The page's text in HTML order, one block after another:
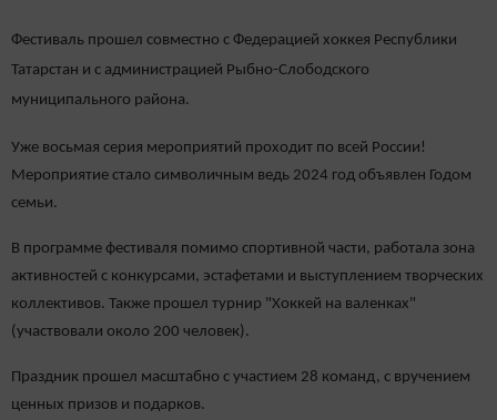
Фестиваль прошел совместно с Федерацией хоккея Республики
Татарстан и с администрацией Рыбно-Слободского
муниципального района.
Уже восьмая серия мероприятий проходит по всей России!
Мероприятие стало символичным ведь 2024 год объявлен Годом
семьи.
В программе фестиваля помимо спортивной части, работала зона
активностей с конкурсами, эстафетами и выступлением творческих
коллективов. Также прошел турнир "Хоккей на валенках"
(участвовали около 200 человек).
Праздник прошел масштабно с участием 28 команд, с вручением
ценных призов и подарков.